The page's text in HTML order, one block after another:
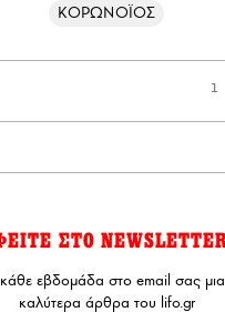
ΚΟΡΩΝΟΪΟΣ
1
ΣΤΟ
κάθε εβδομάδα στο email σας
καλύτερα άρθρα του lifo.gr